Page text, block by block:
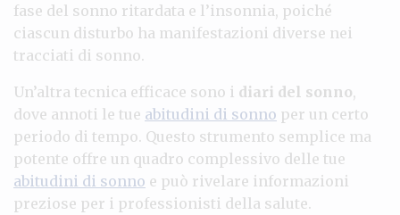
fase del sonno ritardata e l’insonnia, poiché
ciascun disturbo ha manifestazioni diverse nei
tracciati di sonno.
Un’altra tecnica efficace sono i diari del sonno,
dove annoti le tue abitudini di sonno per un certo
periodo di tempo. Questo strumento semplice ma
potente offre un quadro complessivo delle tue
abitudini di sonno e può rivelare informazioni
preziose per i professionisti della salute.